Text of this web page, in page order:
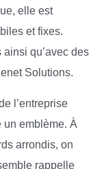
elle est
et fixes.
ainsi qu’avec des
Solutions.
l’entreprise
un emblème. À
arrondis, on
rappelle